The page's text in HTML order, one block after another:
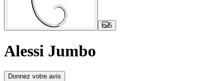
5
Alessi Jumbo
Donnez votre avis